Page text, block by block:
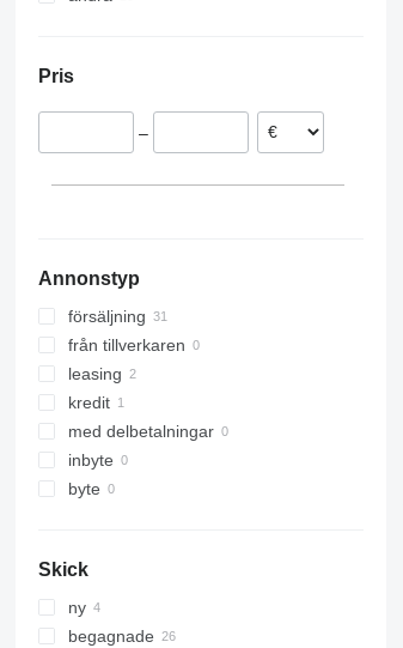
Österrike
Pris
–
Annonstyp
försäljning
från tillverkaren
leasing
kredit
med delbetalningar
inbyte
byte
Skick
ny
begagnade